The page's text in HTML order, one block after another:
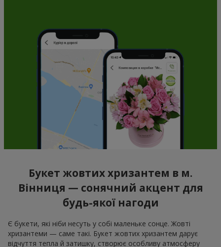
Букет жовтих хризантем в м.
Вінниця — сонячний акцент для
будь-якої нагоди
Є букети, які ніби несуть у собі маленьке сонце. Жовті
хризантеми — саме такі. Букет жовтих хризантем дарує
відчуття тепла й затишку, створює особливу атмосферу